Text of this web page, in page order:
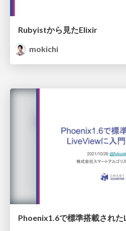
Rubyistから見たElixir
mokichi